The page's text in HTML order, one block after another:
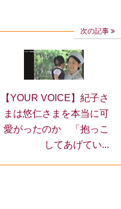
次の記事
【YOUR VOICE】紀子さ
まは悠仁さまを本当に可
愛がったのか 「抱っこ
してあげてい...